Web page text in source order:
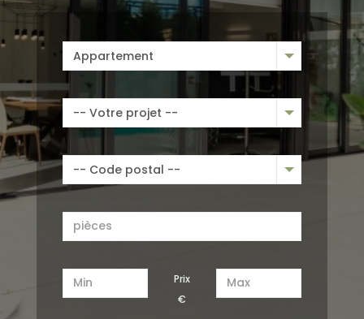
Appartement
-- Votre projet --
-- Code postal --
€